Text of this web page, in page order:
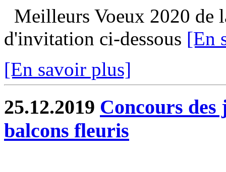
Meilleurs Voeux 2020
d'invitation ci-dessous [En
[En savoir plus]
25.12.2019 Concours
balcons fleuris